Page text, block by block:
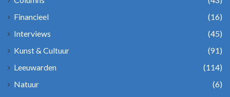
Financieel
(16)
Interviews
(45)
Kunst & Cultuur
(91)
Leeuwarden
(114)
Natuur
(6)